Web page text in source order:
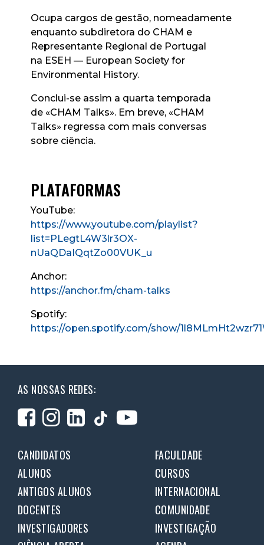
Ocupa cargos de gestão, nomeadamente
enquanto subdiretora do CHAM e
Representante Regional de Portugal
na ESEH — European Society for
Environmental History.
Conclui-se assim a quarta temporada
de «CHAM Talks». Em breve, «CHAM
Talks» regressa com mais conversas
sobre ciência.
PLATAFORMAS
YouTube:
https://www.youtube.com/playlist?
list=PLegtL4W3lr3OX-
nUaQDaIQqtZo00VUK_u
Anchor:
https://anchor.fm/cham-talks
Spotify:
https://open.spotify.com/show/
AS NOSSAS REDES:
CANDIDATOS
FACULDADE
ALUNOS
CURSOS
ANTIGOS ALUNOS
INTERNACIONAL
DOCENTES
COMUNIDADE
INVESTIGADORES
INVESTIGAÇÃO